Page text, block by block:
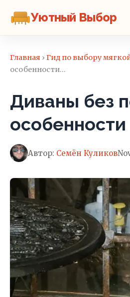
Уютный Выбор
Главная › Гид по выбору
особенности…
Диваны без
особенности
Автор: Семён Куликов